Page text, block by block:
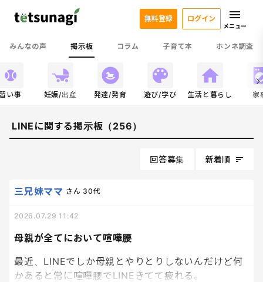
みんなの声 掲示板 コラム 子育て本 ホンネ調査
無料登録 ログイン
メニュー
い事 妊娠/出産 発達/発育 遊び/学び 生活と暮らし 家
LINEに関する掲示板（256）
回答募集 新着順
母親が全てにおいて喧嘩腰
三兄妹ママ さん 30代
2026.07.29 11:42
最近、LINEでしか母親とやりとりしないんだけど何
かあると常に喧嘩腰でLINEきてて疲れる。